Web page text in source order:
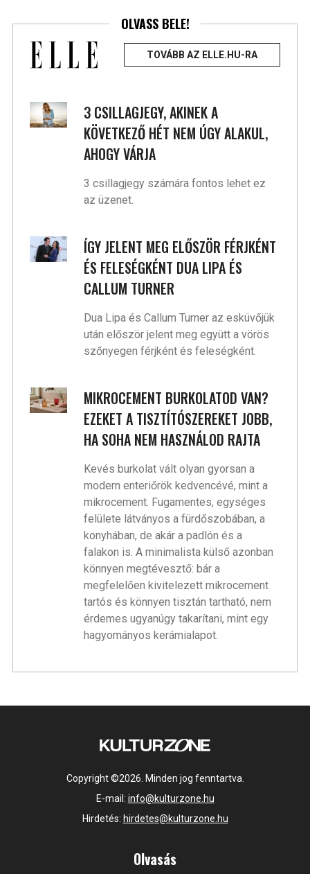
OLVASS BELE!
TOVÁBB AZ ELLE.HU-RA
3 CSILLAGJEGY, AKINEK A
KÖVETKEZŐ HÉT NEM ÚGY ALAKUL,
AHOGY VÁRJA
3 csillagjegy számára fontos lehet ez
az üzenet.
ÍGY JELENT MEG ELŐSZÖR FÉRJKÉNT
ÉS FELESÉGKÉNT DUA LIPA ÉS
CALLUM TURNER
Dua Lipa és Callum Turner az esküvőjük
után először jelent meg együtt a vörös
szőnyegen férjként és feleségként.
MIKROCEMENT BURKOLATOD VAN?
EZEKET A TISZTÍTÓSZEREKET JOBB,
HA SOHA NEM HASZNÁLOD RAJTA
Kevés burkolat vált olyan gyorsan a
modern enteriőrök kedvencévé, mint a
mikrocement. Fugamentes, egységes
felülete látványos a fürdőszobában, a
konyhában, de akár a padlón és a
falakon is. A minimalista külső azonban
könnyen megtévesztő: bár a
megfelelően kivitelezett mikrocement
tartós és könnyen tisztán tartható, nem
érdemes ugyanúgy takarítani, mint egy
hagyományos kerámialapot.
Copyright ©2026. Minden jog fenntartva.
E-mail: info@kulturzone.hu
Hirdetés: hirdetes@kulturzone.hu
Olvasás